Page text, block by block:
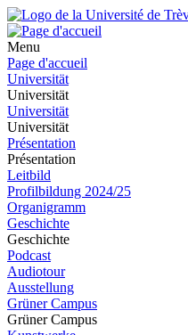
Menu
Page d'accueil
Universität
Universität
Universität
Universität
Présentation
Présentation
Leitbild
Profilbildung 2024/25
Organigramm
Geschichte
Geschichte
Podcast
Audiotour
Ausstellung
Grüner Campus
Grüner Campus